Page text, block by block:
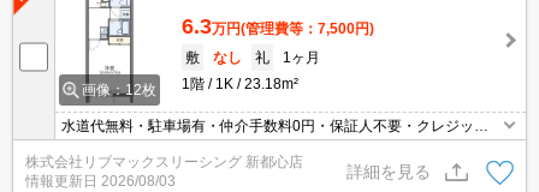
画像：12枚
6.3万円(管理費等：7,500円)
敷
なし 礼
1ヶ月
1階
1K 23.18m²
水道代無料・駐車場有・仲介手数料0円・保証人不要・クレジット
決済可能・人気の家具家電付き物件です(^^)/
株式会社リブマックスリーシング 新都心店
情報更新日 2026/08/03
詳細を見る